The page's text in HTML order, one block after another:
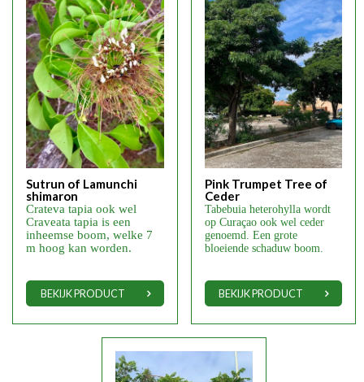
Sutrun of Lamunchi
shimaron
Crateva tapia ook wel
Craveata tapia is een
inheemse boom, welke 7
m hoog kan worden.
BEKIJK PRODUCT
Pink Trumpet Tree of
Ceder
Tabebuia heterohylla wordt
op Curaçao ook wel ceder
genoemd. Een grote
bloeiende schaduw boom.
BEKIJK PRODUCT